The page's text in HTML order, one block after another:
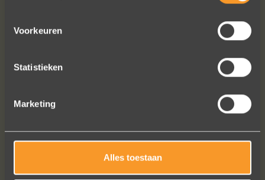
Voorkeuren
Statistieken
Marketing
Alles toestaan